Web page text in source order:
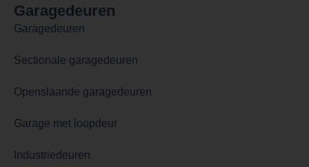
Garagedeuren
Garagedeuren
Sectionale garagedeuren
Openslaande garagedeuren
Garage met loopdeur
Industriedeuren